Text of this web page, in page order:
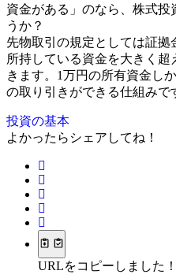
資金がある」のなら、株式投
うか？
先物取引の規定としては証
所持している資金を大きく
きます。1万円の所有資金し
の取り引きができる仕組みで
投資の基本
よかったらシェアしてね！
URLをコピーしました！